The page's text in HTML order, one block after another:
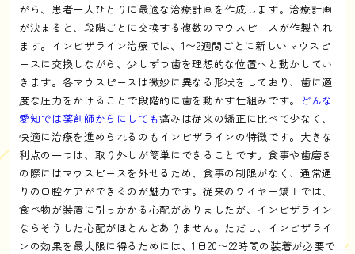
がら、患者一人ひとりに最適な治療計画を作成します。治療計画
が決まると、段階ごとに交換する複数のマウスピースが作製され
ます。インビザライン治療では、1〜2週間ごとに新しいマウスピ
ースに交換しながら、少しずつ歯を理想的な位置へと動かしてい
きます。各マウスピースは微妙に異なる形状をしており、歯に適
度な圧力をかけることで段階的に歯を動かす仕組みです。
どんな
愛知では薬剤師からにしても痛みは従来の矯正に比べて少なく、
快適に治療を進められるのもインビザラインの特徴です。大きな
利点の一つは、取り外しが簡単にできることです。食事や歯磨き
の際にはマウスピースを外せるため、食事の制限がなく、通常通
りの口腔ケアができるのが魅力です。従来のワイヤー矯正では、
食べ物が装置に引っかかる心配がありましたが、インビザライン
ならそうした心配がほとんどありません。ただし、インビザライ
ンの効果を最大限に得るためには、1日20〜22時間の装着が必要で